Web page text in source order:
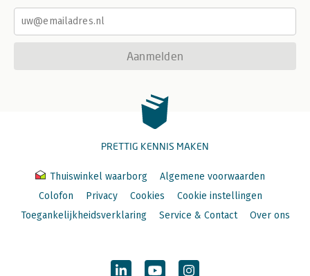
Aanmelden
PRETTIG KENNIS MAKEN
Thuiswinkel waarborg
Algemene voorwaarden
Colofon
Privacy Cookies
Cookie instellingen
Toegankelijkheidsverklaring
Service & Contact Over ons